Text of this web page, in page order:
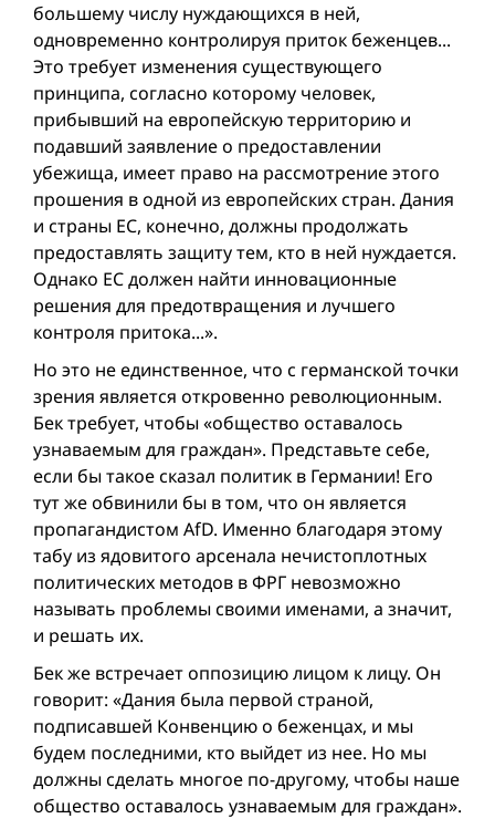
большему числу нуждающихся в ней,
одновременно контролируя приток беженцев...
Это требует изменения существующего
принципа, согласно которому человек,
прибывший на европейскую территорию и
подавший заявление о предоставлении
убежища, имеет право на рассмотрение этого
прошения в одной из европейских стран. Дания
и страны ЕС, конечно, должны продолжать
предоставлять защиту тем, кто в ней нуждается.
Однако ЕС должен найти инновационные
решения для предотвращения и лучшего
контроля притока...».
Но это не единственное, что с германской точки
зрения является откровенно революционным.
Бек требует, чтобы «общество оставалось
узнаваемым для граждан». Представьте себе,
если бы такое сказал политик в Германии! Его
тут же обвинили бы в том, что он является
пропагандистом AfD. Именно благодаря этому
табу из ядовитого арсенала нечистоплотных
политических методов в ФРГ невозможно
называть проблемы своими именами, а значит,
и решать их.
Бек же встречает оппозицию лицом к лицу. Он
говорит: «Дания была первой страной,
подписавшей Конвенцию о беженцах, и мы
будем последними, кто выйдет из нее. Но мы
должны сделать многое по-другому, чтобы наше
общество оставалось узнаваемым для граждан».